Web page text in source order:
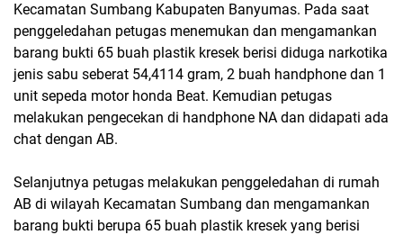
Kecamatan Sumbang Kabupaten Banyumas. Pada saat
penggeledahan petugas menemukan dan mengamankan
barang bukti 65 buah plastik kresek berisi diduga narkotika
jenis sabu seberat 54,4114 gram, 2 buah handphone dan 1
unit sepeda motor honda Beat. Kemudian petugas
melakukan pengecekan di handphone NA dan didapati ada
chat dengan AB.
Selanjutnya petugas melakukan penggeledahan di rumah
AB di wilayah Kecamatan Sumbang dan mengamankan
barang bukti berupa 65 buah plastik kresek yang berisi